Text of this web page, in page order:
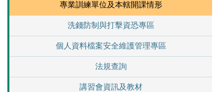
專業訓練單位及本轄開課情形
洗錢防制與打擊資恐專區
個人資料檔案安全維護管理專區
法規查詢
講習會資訊及教材